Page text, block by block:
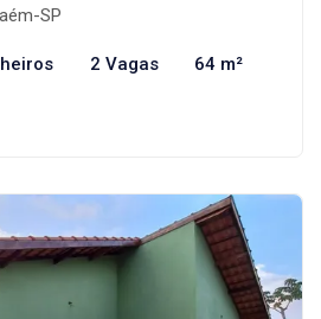
SP
2 Vagas 64 m²